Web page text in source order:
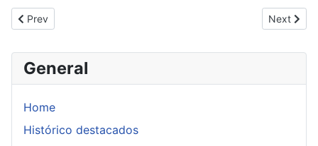
General
Home
Histórico destacados
Previous article: Mark Spivakovsky
Prev Next
Next